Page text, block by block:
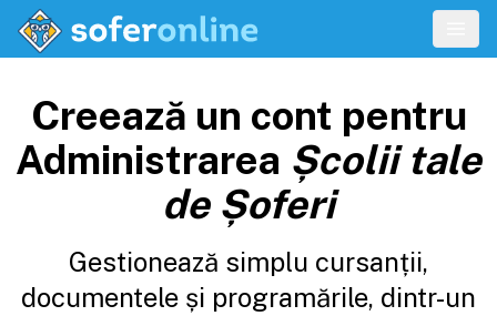
Creează un cont pentru
Administrarea Școlii tale
de Șoferi
Gestionează simplu cursanții,
documentele și programările, dintr-un